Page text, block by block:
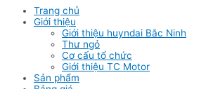
Trang chủ
Giới thiệu
Giới thiệu huyndai Bắc Ninh
Thư ngỏ
Cơ cấu tổ chức
Giới thiệu TC Motor
Sản phẩm